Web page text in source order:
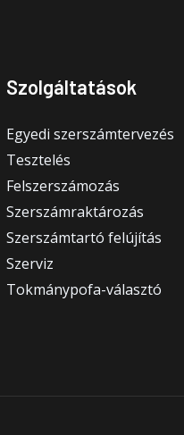
Szolgáltatások
Egyedi szerszámtervezés
Tesztelés
Felszerszámozás
Szerszámraktározás
Szerszámtartó felújítás
Szerviz
Tokmánypofa-választó